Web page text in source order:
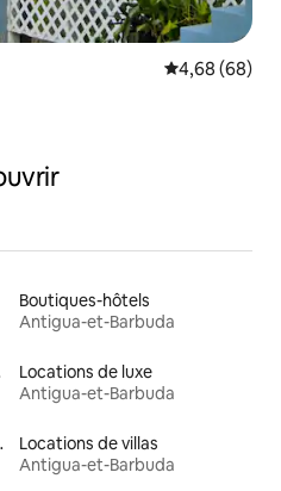
Évaluation
4,68 (68)
Boutiques-hôtels
Antigua-et-Barbuda
Locations de luxe
Antigua-et-Barbuda
Locations de villas
Antigua-et-Barbuda